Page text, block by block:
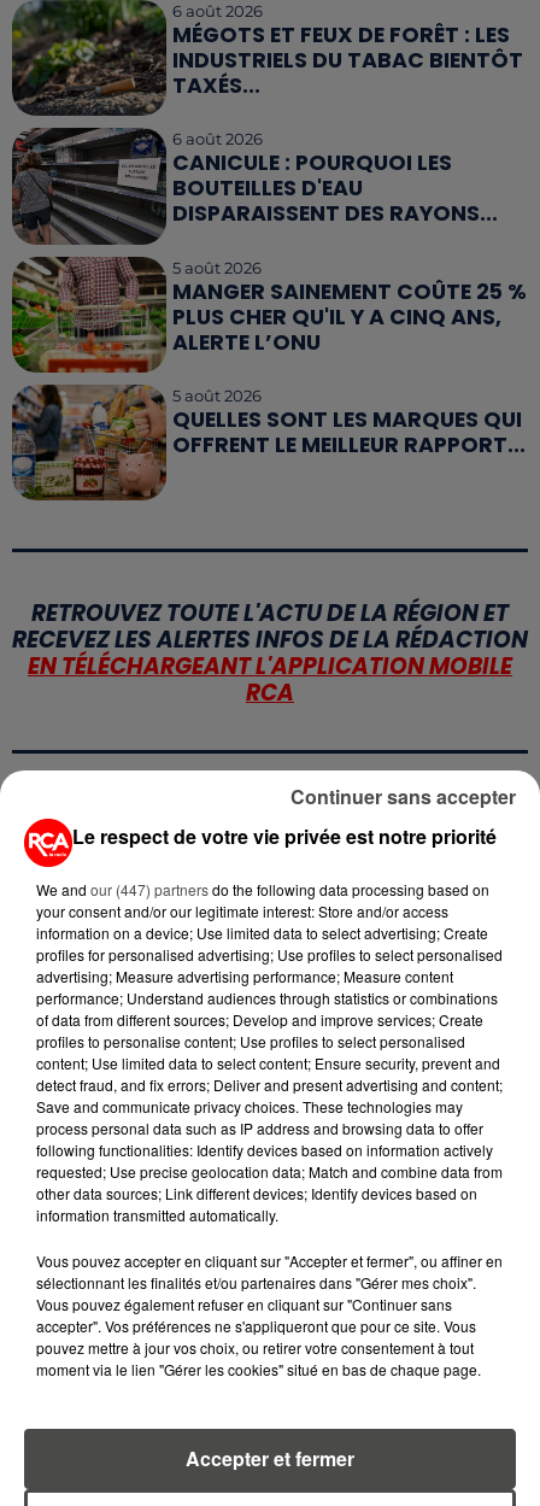
6 août 2026
MÉGOTS ET FEUX DE FORÊT : LES
INDUSTRIELS DU TABAC BIENTÔT
TAXÉS...
6 août 2026
CANICULE : POURQUOI LES
BOUTEILLES D'EAU
DISPARAISSENT DES RAYONS...
5 août 2026
MANGER SAINEMENT COÛTE 25 %
PLUS CHER QU'IL Y A CINQ ANS,
ALERTE L’ONU
5 août 2026
QUELLES SONT LES MARQUES QUI
OFFRENT LE MEILLEUR RAPPORT...
RETROUVEZ TOUTE L'ACTU DE LA RÉGION ET
RECEVEZ LES ALERTES INFOS DE LA RÉDACTION
EN TÉLÉCHARGEANT L'APPLICATION MOBILE
RCA
LA RÉDACTION
RCA
DIMITRI COUTAND
Journaliste
MARGOT DOUÉTIL
TITOUAN GUIBERT
Le respect de votre vie privée est notre priorité
We and our (447) partnersdo the following data processing based on
your consent and/or our legitimate interest: Store and/or access
information on a device; Use limited data to select advertising; Create
profiles for personalised advertising; Use profiles to select personalised
advertising; Measure advertising performance; Measure content
performance; Understand audiences through statistics or combinations
of data from different sources; Develop and improve services; Create
profiles to personalise content; Use profiles to select personalised
content; Use limited data to select content; Ensure security, prevent and
detect fraud, and fix errors; Deliver and present advertising and content;
Save and communicate privacy choices. These technologies may
process personal data such as IP address and browsing data to offer
following functionalities: Identify devices based on information actively
requested; Use precise geolocation data; Match and combine data from
other data sources; Link different devices; Identify devices based on
information transmitted automatically.
Vous pouvez accepter en cliquant sur "Accepter et fermer", ou affiner en
sélectionnant les finalités et/ou partenaires dans "Gérer mes choix".
Vous pouvez également refuser en cliquant sur "Continuer sans
accepter". Vos préférences ne s'appliqueront que pour ce site. Vous
pouvez mettre à jour vos choix, ou retirer votre consentement à tout
moment via le lien "Gérer les cookies" situé en bas de chaque page.
Accepter et fermer
Continuer sans accepter